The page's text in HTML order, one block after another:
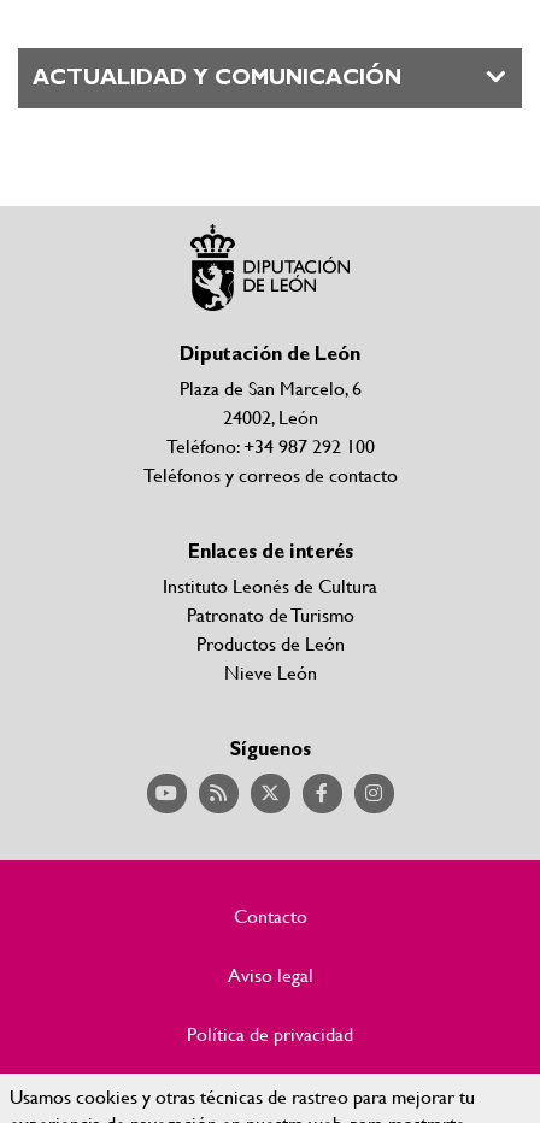
Usamos cookies y otras técnicas de rastreo para mejorar tu
ACTUALIDAD Y COMUNICACIÓN
Diputación de León
Plaza de San Marcelo, 6
24002, León
Teléfono: +34 987 292 100
Teléfonos y correos de contacto
Enlaces de interés
Instituto Leonés de Cultura
Patronato de Turismo
Productos de León
Nieve León
Síguenos
Contacto
Aviso legal
Política de privacidad
Política de Cookies